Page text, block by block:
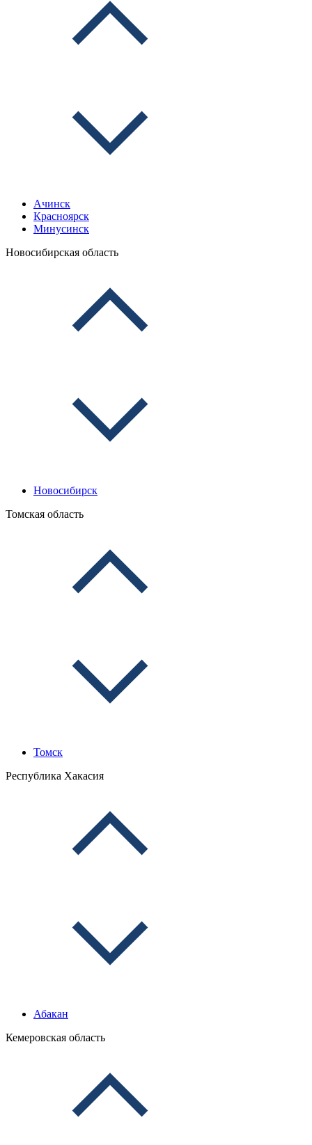
Ачинск
Красноярск
Минусинск
Новосибирская область
Новосибирск
Томская область
Томск
Республика Хакасия
Абакан
Кемеровская область